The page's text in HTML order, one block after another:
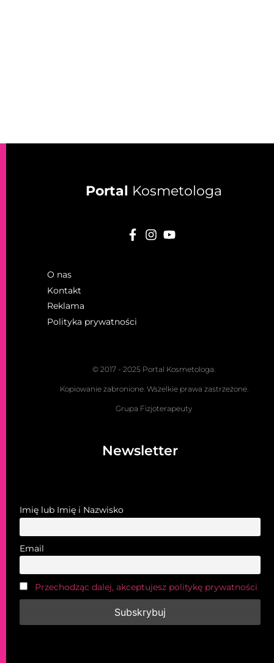
Portal Kosmetologa
O nas
Kontakt
Reklama
Polityka prywatności
© 2017 - 2025 Portal Kosmetologa.
Kopiowanie zabronione. Wszelkie prawa zastrzeżone.
Grupa Fizjoterapeuty
Newsletter
Imię lub Imię i Nazwisko
Email
Przechodząc dalej, akceptujesz politykę prywatności